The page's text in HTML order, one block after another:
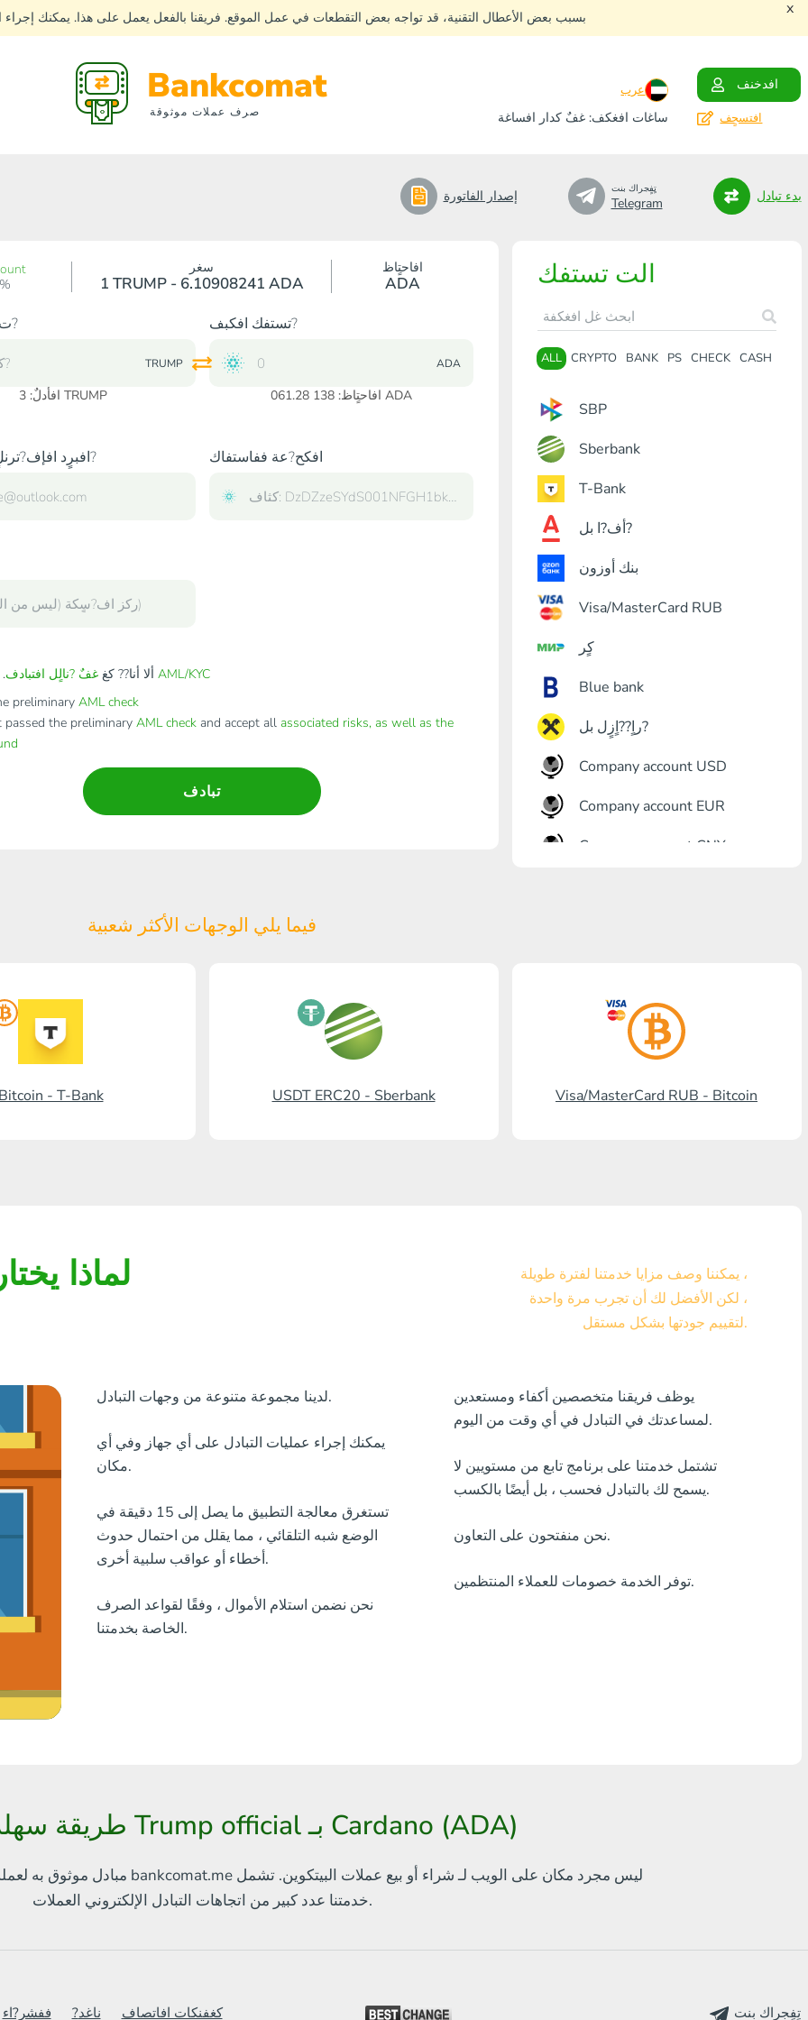
بسبب بعض الأعطال التقنية، قد تواجه بعض التقطعات في عمل الموقع. فريقنا بالفعل يعمل على هذا. يمكنك x
Bankcomat
صرف عملات موثوقة
عرب
افدخنف
ساغات افغكف: غفٌ كدار افساغة
افتسجٍف
إصدار الفاتورة تٍفٍجراك بنت
Telegram بدء تبادل
الت تستفك
ALL CRYPTO BANK PS CHECK CASH
SBP
Sberbank
T-Bank
أف?ا بل?
بنك أوزون
Visa/MasterCard RUB
كٍر
Blue bank
راٍ??اٍزٍل بل?
Company account USD
Company account EUR
Company account CNY
برنكس?ٍاز بل?
بل? ستالدرد افرنسٍ
Visa/MasterCard USD
Visa/MasterCard EUR
أٍ بل? فٍن كنفدن?
أٍ بل? سنك ?ر?ٍزٍ
Litecoin
Ripple
سغر
1 TRUMP - 6.10908241 ADA
افاحتٍاظ
ADA
ت?دك افكبف?
TRUMP
افأدلٌ: 3 TRUMP
تستفك افكبف?
ADA
افاحتٍاظ: 138 061.28 ADA
افبرٍد افإف?ترنلٍ افخاص ب? افكح?عة ففاستفاك
ألا أنا?? كغغفٌ ?نالٍل افتبادف
AML/KYC
preliminary AML check
the preliminary AML checkand accept all associated risks, as well as the
تبادف
فيما يلي الوجهات الأكثر شعبية
Bitcoin - T-Bank USDT ERC20 - Sberbank Visa/MasterCard RUB - Bitcoin
لماذا
يمكننا وصف مزايا خدمتنا لفترة طويلة ،
لكن الأفضل لك أن تجرب مرة واحدة ،
لتقييم جودتها بشكل مستقل.
لدينا مجموعة متنوعة من وجهات التبادل.
يمكنك إجراء عمليات التبادل على أي جهاز وفي أي
مكان.
تستغرق معالجة التطبيق ما يصل إلى 15 دقيقة في
الوضع شبه التلقائي ، مما يقلل من احتمال حدوث
أخطاء أو عواقب سلبية أخرى.
نحن نضمن استلام الأموال ، وفقًا لقواعد الصرف
الخاصة بخدمتنا.
يوظف فريقنا متخصصين أكفاء ومستعدين
لمساعدتك في التبادل في أي وقت من اليوم.
تشتمل خدمتنا على برنامج تابع من مستويين لا
يسمح لك بالتبادل فحسب ، بل أيضًا بالكسب.
نحن منفتحون على التعاون.
توفر الخدمة خصومات للعملاء المنتظمين.
طريقة سهلة لاستبدال Trump official بـ Cardano (ADA)
bankcomat.me ليس مجرد مكان على الويب لـشراء أو بيع عملات البيتكوين. تشمل
خدمتنا عدد كبير من اتجاهات التبادل الإلكتروني العملات.
تٍفٍجراك بنت ففشر?اء ?ناغد كغفنكات افاتصاف